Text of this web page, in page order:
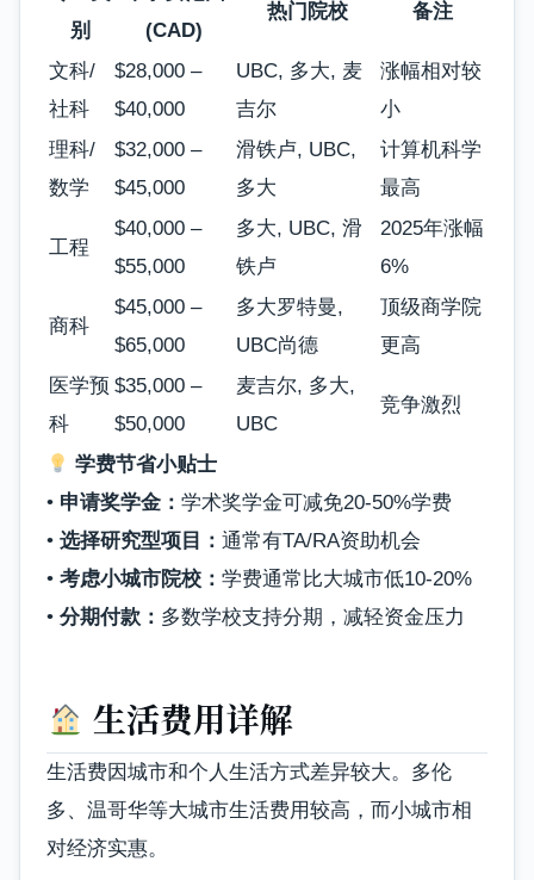
别
(CAD)
热门院校 备注
文科/
社科
$28,000 –
$40,000
UBC, 多大, 麦
吉尔
涨幅相对较
小
理科/
数学
$32,000 –
$45,000
滑铁卢, UBC,
多大
计算机科学
最高
工程
$40,000 –
$55,000
多大, UBC, 滑
铁卢
2025年涨幅
6%
商科
$45,000 –
$65,000
多大罗特曼,
UBC尚德
顶级商学院
更高
医学预
科
$35,000 –
$50,000
麦吉尔, 多大,
UBC
竞争激烈
学费节省小贴士
• 申请奖学金： 学术奖学金可减免20-50%学费
• 选择研究型项目： 通常有TA/RA资助机会
• 考虑小城市院校： 学费通常比大城市低10-20%
• 分期付款： 多数学校支持分期，减轻资金压力
生活费用详解
生活费因城市和个人生活方式差异较大。多伦
多、温哥华等大城市生活费用较高，而小城市相
对经济实惠。